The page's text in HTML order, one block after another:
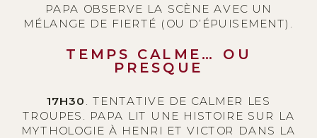
PAPA OBSERVE LA SCÈNE AVEC UN
MÉLANGE DE FIERTÉ (OU D’ÉPUISEMENT).
TEMPS CALME… OU
PRESQUE
17H30 . TENTATIVE DE CALMER LES
TROUPES. PAPA LIT UNE HISTOIRE SUR LA
MYTHOLOGIE À HENRI ET VICTOR DANS LA